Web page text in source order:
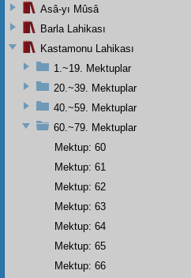
Asâ-yı Mûsâ
Barla Lahikası
Kastamonu Lahikası
1.~19. Mektuplar
20.~39. Mektuplar
40.~59. Mektuplar
60.~79. Mektuplar
Mektup: 60
Mektup: 61
Mektup: 62
Mektup: 63
Mektup: 64
Mektup: 65
Mektup: 66